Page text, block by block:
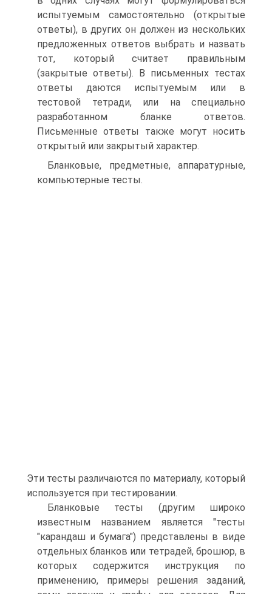
испытуемым самостоятельно (открытые
ответы), в других он должен из нескольких
предложенных ответов выбрать и назвать
тот, который считает правильным
(закрытые ответы). В письменных тестах
ответы даются испытуемым или в
тестовой тетради, или на специально
разработанном бланке ответов.
Письменные ответы также могут носить
открытый или закрытый характер.
Бланковые, предметные, аппаратурные,
компьютерные тесты.
Эти тесты различаются по материалу, который
используется при тестировании.
Бланковые тесты (другим широко
известным названием является "тесты
"карандаш и бумага") представлены в виде
отдельных бланков или тетрадей, брошюр, в
которых содержится инструкция по
применению, примеры решения заданий,